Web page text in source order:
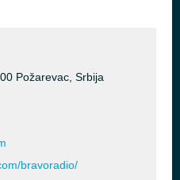
Požarevac, Srbija
bravoradio/